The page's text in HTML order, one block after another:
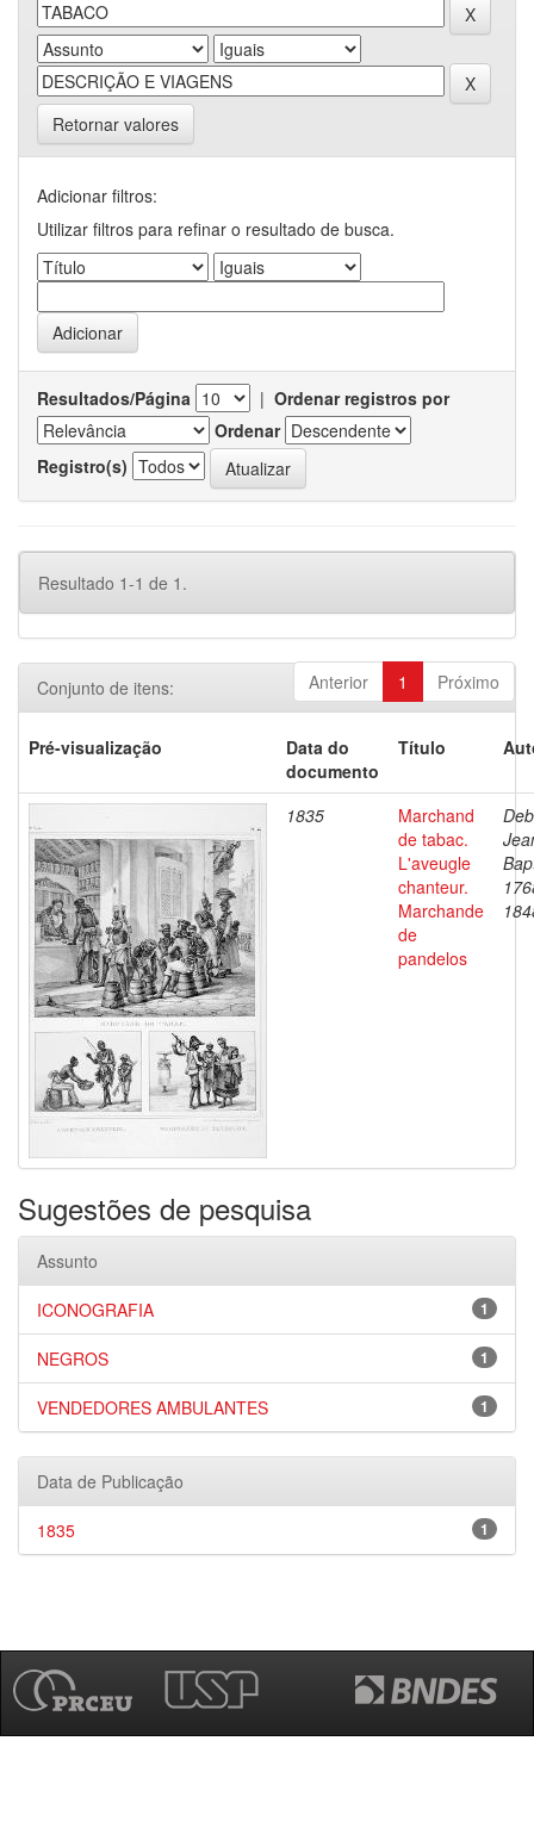
Retornar valores
Adicionar filtros:
Utilizar filtros para refinar o resultado de busca.
Resultados/Página | Ordenar registros por
Ordenar
Registro(s)
Resultado 1-1 de 1.
Anterior 1 Próximo
Conjunto de itens:
Pré-visualização
Data do
documento
Título
1835
Marchand
de tabac.
L'aveugle
chanteur.
Marchande
de
pandelos
Sugestões de pesquisa
Assunto
1
ICONOGRAFIA
1
NEGROS
1
VENDEDORES AMBULANTES
Data de Publicação
1
1835